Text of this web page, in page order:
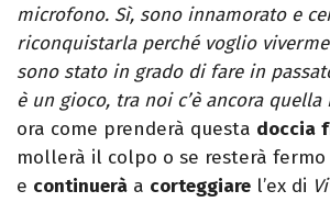
microfono. Sì, sono innamorato e
riconquistarla perché voglio
sono stato in grado di fare in
è un gioco, tra noi c’è ancora quella
ora come prenderà questa doccia
mollerà il colpo o se resterà
e continuerà a corteggiare l’ex di